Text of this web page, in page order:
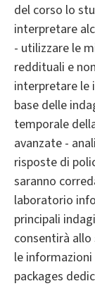
del corso lo
interpretare
- utilizzare le
reddituali e
interpretare le
base delle
temporale
avanzate -
risposte di
saranno
laboratorio
principali
consentirà
le
packages